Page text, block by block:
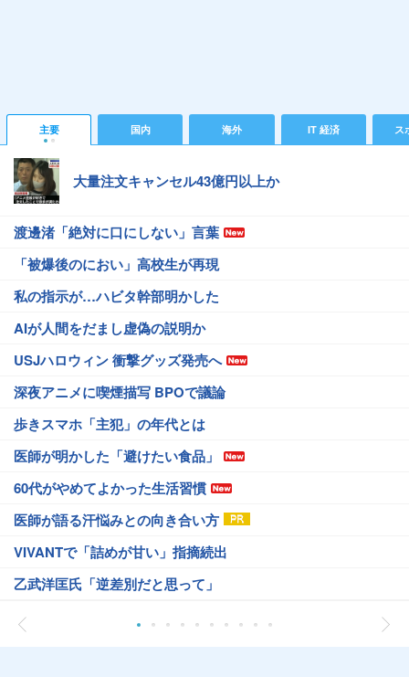
主要 国内 海外 IT 経済 ス
大量注文キャンセル43億円以上か
渡邊渚「絶対に口にしない」言葉
「被爆後のにおい」高校生が再現
私の指示が…ハビタ幹部明かした
AIが人間をだまし虚偽の説明か
USJハロウィン 衝撃グッズ発売へ
深夜アニメに喫煙描写 BPOで議論
歩きスマホ「主犯」の年代とは
医師が明かした「避けたい食品」
60代がやめてよかった生活習慣
医師が語る汗悩みとの向き合い方
VIVANTで「詰めが甘い」指摘続出
乙武洋匡氏「逆差別だと思って」